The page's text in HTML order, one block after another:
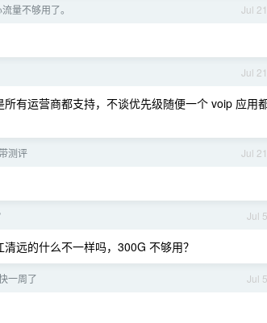
Jul 21
量不够用了。
Jul 21
有运营商都支持，不谈优先级随便一个 voip 应用
Jul 21
测评
Jul 5
远的什么不一样吗，300G 不够用？
Jul 5
一周了